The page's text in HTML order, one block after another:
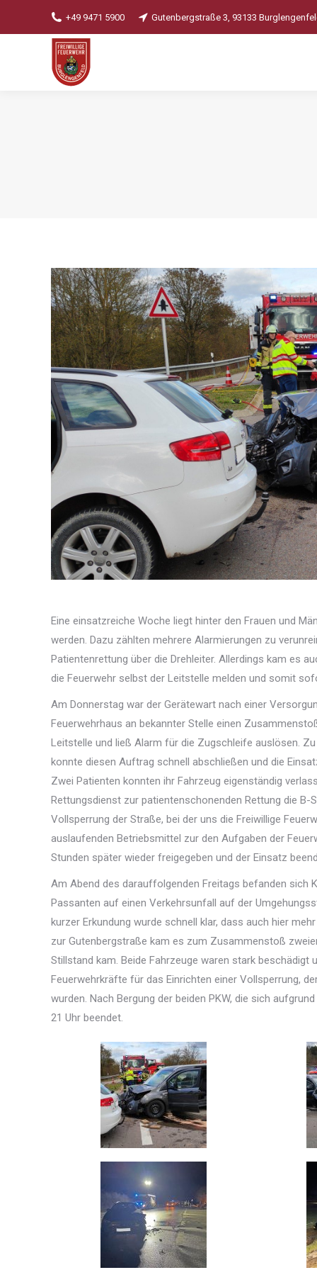
+49 9471 5900 Gutenbergstraße 3, 93133
Eine einsatzreiche Woche liegt hinter den Frauen und
werden. Dazu zählten mehrere Alarmierungen zu
Patientenrettung über die Drehleiter. Allerdings kam es
die Feuerwehr selbst der Leitstelle melden und somit
Am Donnerstag war der Gerätewart nach einer
Feuerwehrhaus an bekannter Stelle einen
Leitstelle und ließ Alarm für die Zugschleife auslösen.
konnte diesen Auftrag schnell abschließen und die
Zwei Patienten konnten ihr Fahrzeug eigenständig
Rettungsdienst zur patientenschonenden Rettung die
Vollsperrung der Straße, bei der uns die Freiwillige
auslaufenden Betriebsmittel zur den Aufgaben der
Stunden später wieder freigegeben und der Einsatz
Am Abend des darauffolgenden Freitags befanden sich
Passanten auf einen Verkehrsunfall auf der
kurzer Erkundung wurde schnell klar, dass auch hier
zur Gutenbergstraße kam es zum Zusammenstoß
Stillstand kam. Beide Fahrzeuge waren stark
Feuerwehrkräfte für das Einrichten einer Vollsperrung,
wurden. Nach Bergung der beiden PKW, die sich
21 Uhr beendet.